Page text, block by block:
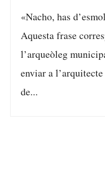
«Nacho, has
Aquesta frase
l’arqueòleg
enviar a
de...